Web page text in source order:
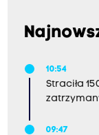
10:54
Straciła
09:47